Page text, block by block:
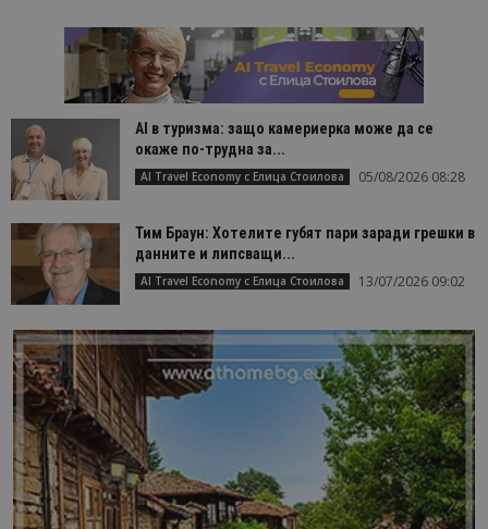
AI в туризма: защо камериерка може да се
окаже по-трудна за...
AI Travel Economy с Елица Стоилова 05/08/2026 08:28
Тим Браун: Хотелите губят пари заради грешки в
данните и липсващи...
AI Travel Economy с Елица Стоилова 13/07/2026 09:02